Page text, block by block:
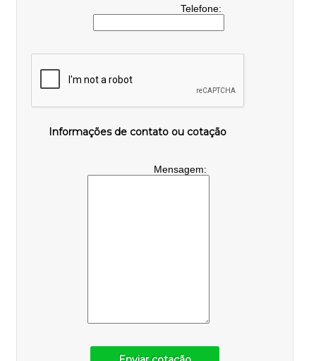
Telefone:
Informações de contato ou cotação
Mensagem: